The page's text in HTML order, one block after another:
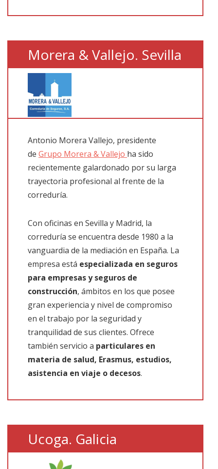
Morera & Vallejo. Sevilla
Antonio Morera Vallejo, presidente
de Grupo Morera & Vallejo ha sido
recientemente galardonado por su larga
trayectoria profesional al frente de la
correduría.
Con oficinas en Sevilla y Madrid, la
correduría se encuentra desde 1980 a la
vanguardia de la mediación en España. La
empresa está especializada en seguros
para empresas y seguros de
construcción, ámbitos en los que posee
gran experiencia y nivel de compromiso
en el trabajo por la seguridad y
tranquilidad de sus clientes. Ofrece
también servicio a particulares en
materia de salud, Erasmus, estudios,
asistencia en viaje o decesos.
Ucoga. Galicia